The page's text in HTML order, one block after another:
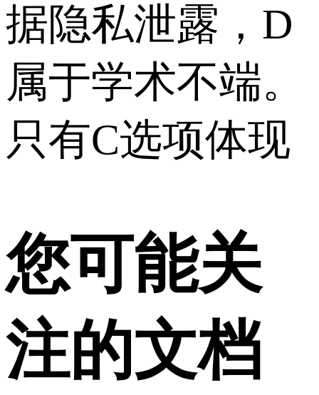
据隐私泄露，D
属于学术不端。
只有C选项体现
您可能关
注的文档